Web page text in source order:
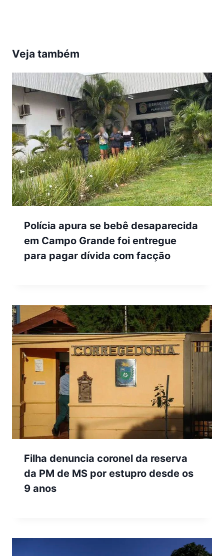
Veja também
Polícia apura se bebê desaparecida
em Campo Grande foi entregue
para pagar dívida com facção
Filha denuncia coronel da reserva
da PM de MS por estupro desde os
9 anos